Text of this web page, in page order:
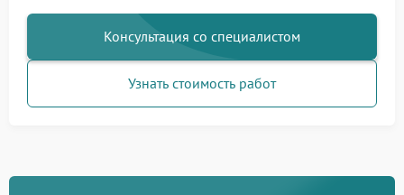
Консультация со специалистом
Узнать стоимость работ